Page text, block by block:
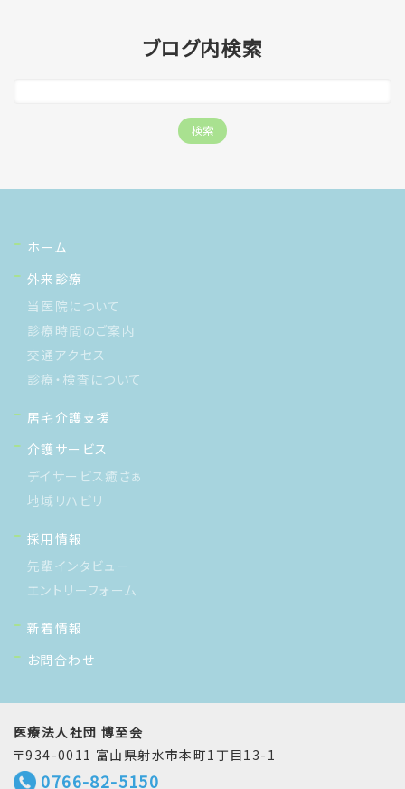
ブログ内検索
ホーム
外来診療
当医院について
診療時間のご案内
交通アクセス
診療・検査について
居宅介護支援
介護サービス
デイサービス癒さぁ
地域リハビリ
採用情報
先輩インタビュー
エントリーフォーム
新着情報
お問合わせ
医療法人社団 博至会
〒934-0011 富山県射水市本町1丁目13-1
0766-82-5150